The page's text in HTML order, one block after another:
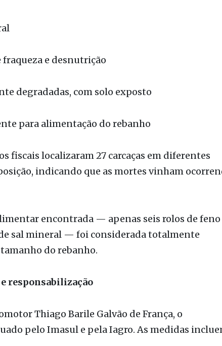
e desnutrição
degradadas, com solo exposto
para alimentação do rebanho
fiscais localizaram 27 carcaças em diferentes
encontrada — apenas seis rolos de feno e
do rebanho.
responsabilização
Thiago Barile Galvão de França, o
(equivalente a mais de R$ 9 milhões)